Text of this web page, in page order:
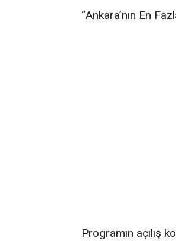
“Ankara’nın En
Programın açılış